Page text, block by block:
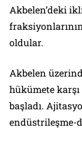
Akbelen’deki
oldular.
Akbelen
hükümete
başladı.
endüstrileşme-